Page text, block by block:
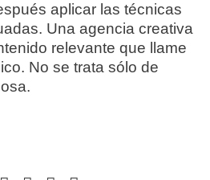
aplicar las técnicas
Una agencia creativa
relevante que llame
No se trata sólo de